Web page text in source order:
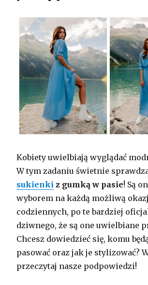
Kobiety uwielbiają wyglądać
W tym zadaniu świetnie
sukienki z gumką w pasie! Są
wyborem na każdą możliwą
codziennych, po te bardziej
dziwnego, że są one uwielbiane
Chcesz dowiedzieć się, komu
pasować oraz jak je stylizować?
przeczytaj nasze podpowiedzi!